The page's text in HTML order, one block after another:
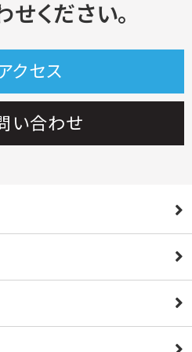
ください。
クセス
い合わせ